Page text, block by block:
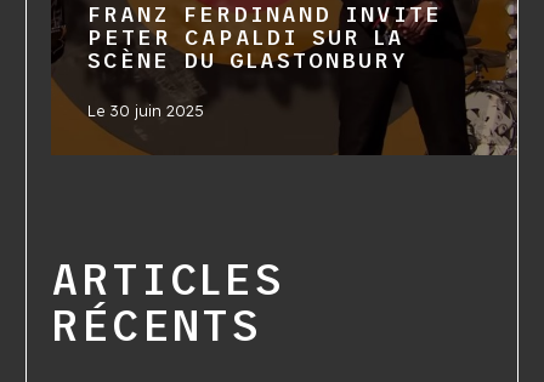
FRANZ FERDINAND INVITE
PETER CAPALDI SUR LA
SCÈNE DU GLASTONBURY
Le30 juin 2025
ARTICLES
RÉCENTS